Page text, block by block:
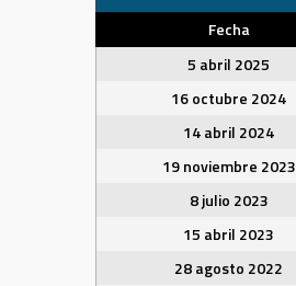
Fecha
5 abril 2025
16 octubre 2024
14 abril 2024
19 noviembre 2023
8 julio 2023
15 abril 2023
28 agosto 2022